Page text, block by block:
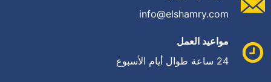
info@elshamry.com
مواعيد العمل
24 ساعة طوال أيام الأسبوع